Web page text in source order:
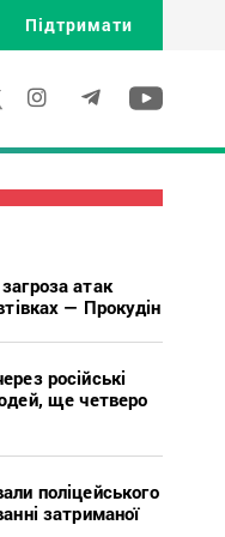
Підтримати
атак
— Прокудін
російські
ще четверо
поліцейського
затриманої